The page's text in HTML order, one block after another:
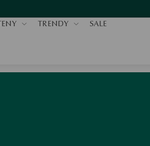
TRENDY SALE